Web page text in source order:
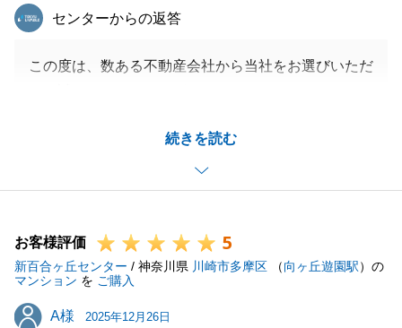
続きを読む
東急リバブル
センターからの返答
この度は、数ある不動産会社から当社をお選びいただ
難しい点もあったと思います。
無事にお引き渡しができましたのも、S様に迅速なご
対応・ご協力いただいたお陰です。感謝申し上げま
S様の新生活がより充実したものとなりますよう、心
より祈念いたします。
また、不動産に関するお困りごとなどございました
ら、お気軽にご相談いただけますと幸いです。
お客様評価 5
新百合ヶ丘センター / 神奈川県 川崎市多摩区 （向ヶ丘遊園駅）の
マンション を ご購入
A様
A様 2025年12月26日